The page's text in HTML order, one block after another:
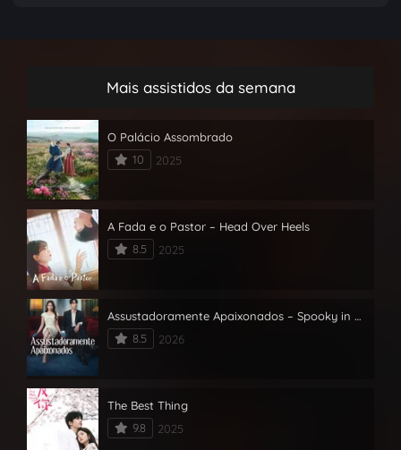
Mais assistidos da semana
O Palácio Assombrado
10
2025
A Fada e o Pastor – Head Over Heels
8.5
2025
Assustadoramente Apaixonados – Spooky in Love
8.5
2026
The Best Thing
9.8
2025